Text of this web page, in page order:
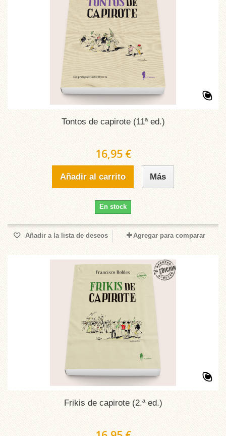
Tontos de capirote (11ª ed.)
16,95 €
Añadir al carrito Más
En stock
Añadir a la lista de deseos Agregar para comparar
Frikis de capirote (2.ª ed.)